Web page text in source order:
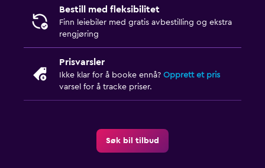
Bestill med fleksibilitet
Finn leiebiler med gratis avbestilling og ekstra
rengjøring
Prisvarsler
Ikke klar for å booke ennå? Opprett et pris
varsel for å tracke priser.
Søk bil tilbud